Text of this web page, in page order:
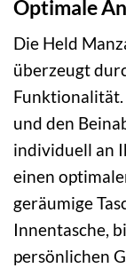
Optimale
Die Held
überzeugt
und den
individuell an
einen
geräumige
Innentasche,
persönlichen